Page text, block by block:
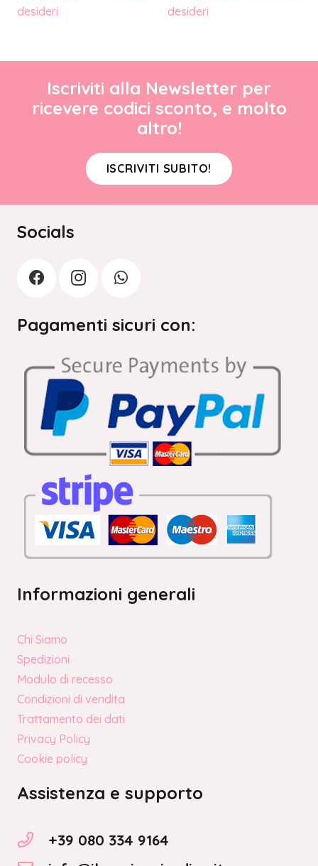
desideri
desideri
Iscriviti alla Newsletter per
ricevere codici sconto, e molto
altro!
ISCRIVITI SUBITO!
Socials
Pagamenti sicuri con:
Informazioni generali
Chi Siamo
Spedizioni
Modulo di recesso
Condizioni di vendita
Trattamento dei dati
Privacy Policy
Cookie policy
Assistenza e supporto
+39 080 334 9164